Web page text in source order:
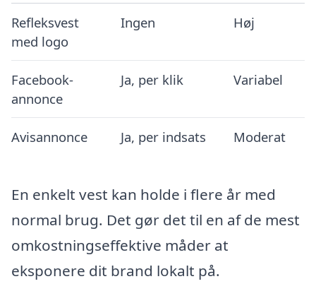
Refleksvest
med logo
Ingen Høj
Facebook-
annonce
Ja, per klik Variabel
Avisannonce Ja, per indsats Moderat
En enkelt vest kan holde i flere år med
normal brug. Det gør det til en af de mest
omkostningseffektive måder at
eksponere dit brand lokalt på.